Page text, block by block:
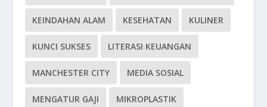
KEINDAHAN ALAM KESEHATAN KULINER
KUNCI SUKSES LITERASI KEUANGAN
MANCHESTER CITY MEDIA SOSIAL
MENGATUR GAJI MIKROPLASTIK